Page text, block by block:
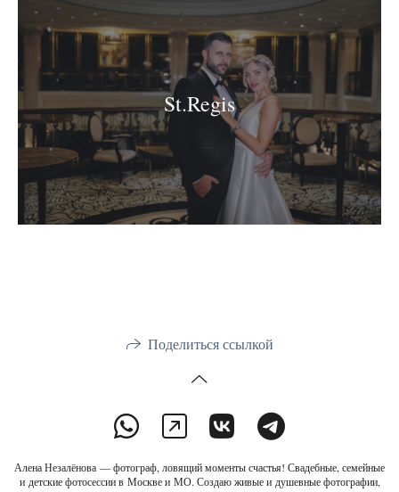
St.Regis
Поделиться ссылкой
Алена Незалёнова — фотограф, ловящий моменты счастья! Свадебные, семейные
и детские фотосессии в Москве и МО. Создаю живые и душевные фотографии,